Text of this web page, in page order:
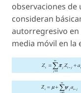
observaciones de
consideran
autorregresivo en
media móvil en la